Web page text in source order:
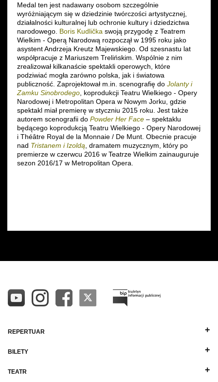
Medal ten jest nadawany osobom szczególnie
wyróżniającym się w dziedzinie twórczości artystycznej,
działalności kulturalnej lub ochronie kultury i dziedzictwa
narodowego. Boris Kudlička swoją przygodę z Teatrem
Wielkim - Operą Narodową rozpoczął w 1995 roku jako
asystent Andrzeja Kreutz Majewskiego. Od szesnastu lat
współpracuje z Mariuszem Trelińskim. Wspólnie z nim
zrealizował kilkanaście spektakli operowych, które
podziwiać mogła zarówno polska, jak i światowa
publiczność. Zaprojektował m.in. scenografię do Jolanty i
Zamku Sinobrodego , koprodukcji Teatru Wielkiego - Opery
Narodowej i Metropolitan Opera w Nowym Jorku, gdzie
spektakl miał premierę w styczniu 2015 roku. Jest także
autorem scenografii do Powder Her Face – spektaklu
będącego koprodukcją Teatru Wielkiego - Opery Narodowej
i Théâtre Royal de la Monnaie / De Munt. Obecnie pracuje
nad Tristanem i Izoldą , dramatem muzycznym, który po
premierze w czerwcu 2016 w Teatrze Wielkim zainauguruje
sezon 2016/17 w Metropolitan Opera.
REPERTUAR
BILETY
TEATR